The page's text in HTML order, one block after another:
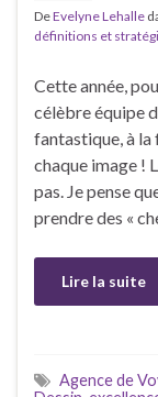
DeEvelyne Lehalle
définitions et
Cette année,
célèbre équipe
fantastique, à la
chaque image !
pas. Je pense
prendre des «
Lire la suite
Agence de